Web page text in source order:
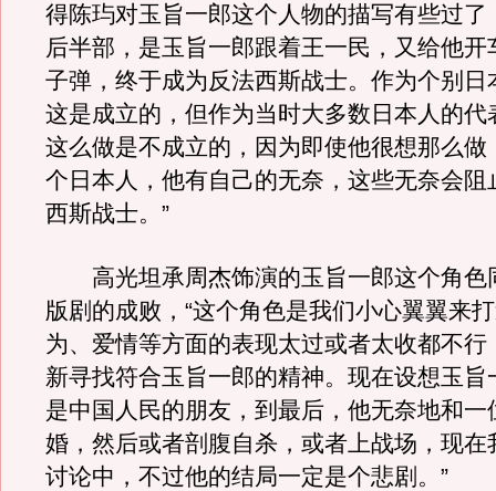
得陈玙对玉旨一郎这个人物的描写有些过了
后半部，是玉旨一郎跟着王一民，又给他开
子弹，终于成为反法西斯战士。作为个别日
这是成立的，但作为当时大多数日本人的代
这么做是不成立的，因为即使他很想那么做
个日本人，他有自己的无奈，这些无奈会阻
西斯战士。”
高光坦承周杰饰演的玉旨一郎这个角色
版剧的成败，“这个角色是我们小心翼翼来
为、爱情等方面的表现太过或者太收都不行
新寻找符合玉旨一郎的精神。现在设想玉旨
是中国人民的朋友，到最后，他无奈地和一
婚，然后或者剖腹自杀，或者上战场，现在
讨论中，不过他的结局一定是个悲剧。”